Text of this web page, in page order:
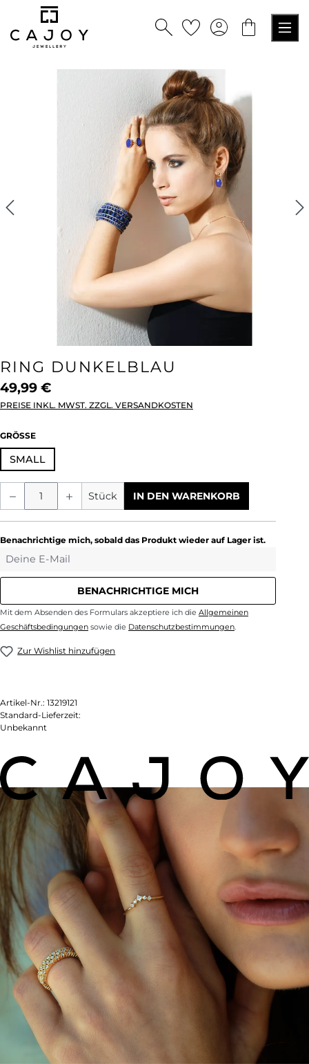
springen
RING DUNKELBLAU
49,99 €
PREISE INKL. MWST. ZZGL. VERSANDKOSTEN
GRÖSSE AUSWÄHLEN
SMALL
Produkt Anzahl: Gib den gewünschten
Stück IN DEN WARENKORB
Benachrichtige mich, sobald das Produkt wieder auf Lager ist.
Deine E-Mail
BENACHRICHTIGE MICH
Mit dem Absenden des Formulars akzeptiere ich die Allgemeinen
Geschäftsbedingungen sowie die Datenschutzbestimmungen.
Zur Wishlist hinzufügen
Artikel-Nr.: 13219121
Standard-Lieferzeit:
Unbekannt